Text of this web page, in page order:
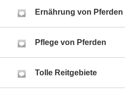
Ernährung von Pferden
Pflege von Pferden
Tolle Reitgebiete